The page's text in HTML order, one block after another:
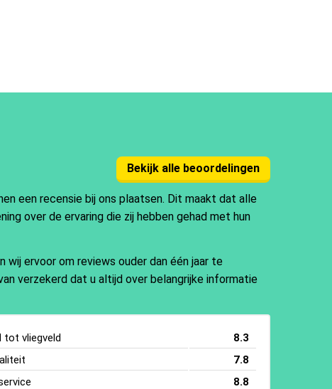
Bekijk alle beoordelingen
een recensie bij ons plaatsen. Dit maakt dat alle
over de ervaring die zij hebben gehad met hun
ervoor om reviews ouder dan één jaar te
verzekerd dat u altijd over belangrijke informatie
vliegveld
8.3
7.8
8.8